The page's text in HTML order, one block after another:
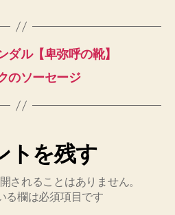
ダル【卑弥呼の靴】
のソーセージ
トを残す
されることはありません。
る欄は必須項目です